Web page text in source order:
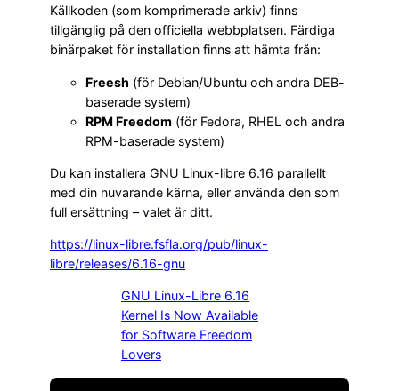
Källkoden (som komprimerade arkiv) finns
tillgänglig på den officiella webbplatsen. Färdiga
binärpaket för installation finns att hämta från:
Freesh (för Debian/Ubuntu och andra DEB-
baserade system)
RPM Freedom (för Fedora, RHEL och andra
RPM-baserade system)
Du kan installera GNU Linux-libre 6.16 parallellt
med din nuvarande kärna, eller använda den som
full ersättning – valet är ditt.
https://linux-libre.fsfla.org/pub/linux-
libre/releases/6.16-gnu
GNU Linux-Libre 6.16
Kernel Is Now Available
for Software Freedom
Lovers